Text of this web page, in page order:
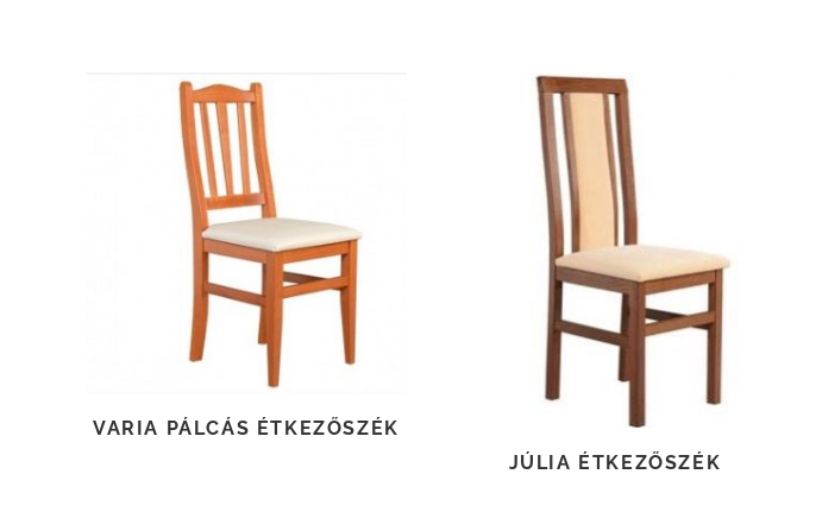
TOVÁBB OLVASOM
VARIA PÁLCÁS ÉTKEZŐSZÉK
TOVÁBB OLVASOM
JÚLIA ÉTKEZŐSZÉK